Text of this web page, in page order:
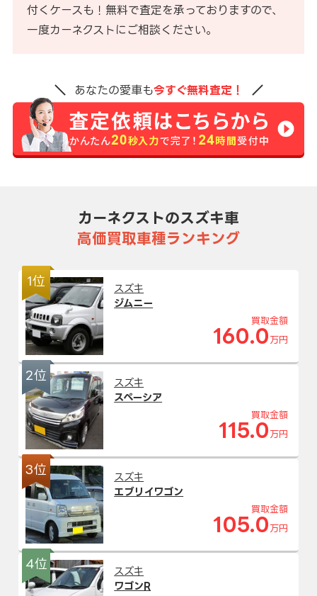
付くケースも！無料で査定を承っておりますので、
一度カーネクストにご相談ください。
あなたの愛車も今すぐ無料査定！
カーネクストのスズキ車
高価買取車種ランキング
1位
スズキ
ジムニー
買取金額
160.0 万円
2位
スズキ
スペーシア
買取金額
115.0 万円
3位
スズキ
エブリイワゴン
買取金額
105.0 万円
4位
スズキ
ワゴンR